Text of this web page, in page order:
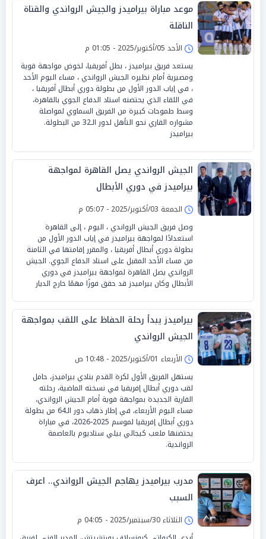
موعد مباراة بيراميدز والجيش الرواندي والقناة
الناقلة
الأحد 05/أكتوبر/2025 - 01:05 م
يستعد فريق بيراميدز ، بطل أفريقيا، لخوض مواجهة قوية
ومصيرية أمام نظيره الجيش الرواندي ، مساء اليوم الأحد
، في إياب الدور الأول من بطولة دوري أبطال أفريقيا ،
في اللقاء الذي يحتضنه استاد الدفاع الجوي بالقاهرة،
وسط طموحات كبيرة من الفريق السماوي لمواصلة
مشواره القاري نحو التأهل لدور الـ32 من البطولة.
بيراميدز
الجيش الرواندي يصل القاهرة لمواجهة
بيراميدز في دوري الأبطال
الجمعة 03/أكتوبر/2025 - 05:07 م
وصل فريق الجيش الرواندي ، اليوم ، إلى القاهرة
استعدادًا لمواجهة بيراميدز في إياب الدور الأول من
بطولة دوري أبطال أفريقيا ، والمقرر إقامتها في الثامنة
من مساء الأحد المقبل على استاد الدفاع الجوي. الجيش
الرواندي يصل القاهرة لمواجهة بيراميدز في دوري
الأبطال وكان بيراميدز قد حقق فوزًا مهمًا خارج الديار
بيراميدز يبدأ رحلة الحفاظ على اللقب بمواجهة
الجيش الرواندي
الأربعاء 01/أكتوبر/2025 - 10:48 ص
يستهل الفريق الأول لكرة القدم بنادي بيراميدز، حامل
لقب دوري أبطال إفريقيا في نسخته الماضية، رحلته
القارية الجديدة بمواجهة قوية أمام الجيش الرواندي،
مساء اليوم الأربعاء، في إطار ذهاب دور الـ64 من بطولة
دوري أبطال إفريقيا لموسم 2025-2026، في مباراة
يحتضنها ملعب كيجالي بيلي ستاديوم بالعاصمة
الرواندية.
مدرب بيراميدز يهاجم الجيش الرواندي.. اعرف
السبب
الثلاثاء 30/سبتمبر/2025 - 04:05 م